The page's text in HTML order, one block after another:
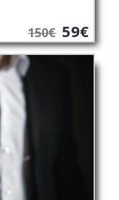
150€ 59€